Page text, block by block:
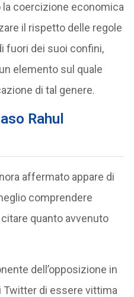
la coercizione economica
il rispetto delle regole
fuori dei suoi confini,
elemento sul quale
di tal genere.
Rahul
affermato appare di
comprendere
quanto avvenuto
dell’opposizione in
Twitter di essere vittima